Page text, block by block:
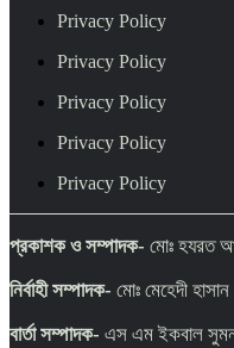
Privacy Policy
Privacy Policy
Privacy Policy
Privacy Policy
Privacy Policy
প্রকাশক ও সম্পাদক- মোঃ হযরত
নির্বাহী সম্পাদক- মোঃ মেহেদী হাসান
বার্তা সম্পাদক- এস এম ইকবাল